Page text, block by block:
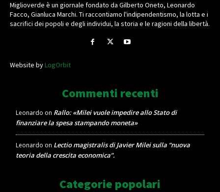
Miglioverde è un giornale fondato da Gilberto Oneto, Leonardo
Facco, Gianluca Marchi. Ti raccontiamo l'indipendentismo, la lotta e i
sacrifici dei popoli e degli individui, la storia e le ragioni della libertà.
Website byLogOrbit
Commenti recenti
Leonardo on Rallo: «Milei vuole impedire allo Stato di
finanziare la spesa stampando moneta»
Leonardo on Lectio magistralis di Javier Milei sulla “nuova
teoria della crescita economica”.
Categorie popolari